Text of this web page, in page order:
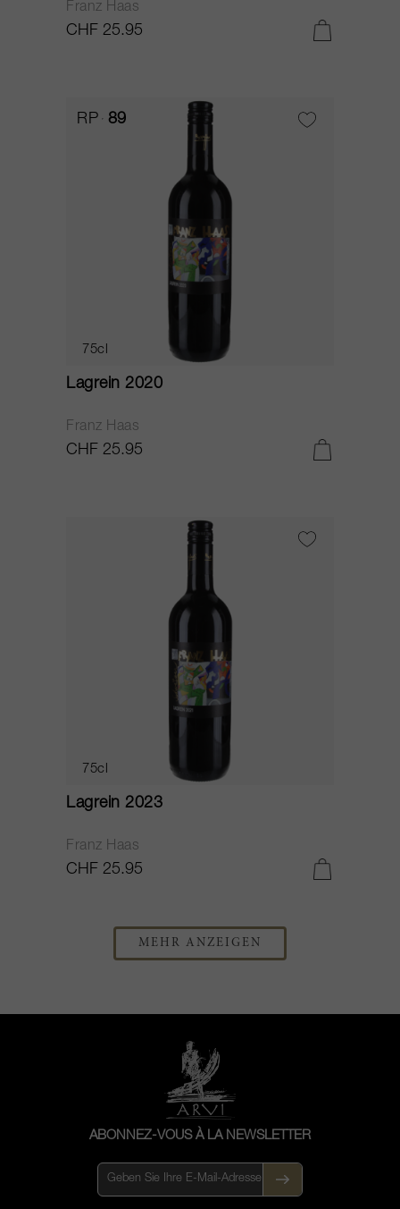
Franz Haas
CHF 25.95
RP 89
75cl
Lagrein 2020
Franz Haas
CHF 25.95
75cl
Lagrein 2023
Franz Haas
CHF 25.95
MEHR ANZEIGEN
ABONNEZ-VOUS À LA NEWSLETTER